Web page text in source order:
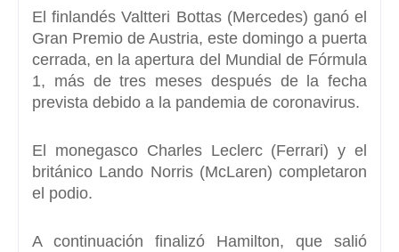
El finlandés Valtteri Bottas (Mercedes) ganó el
Gran Premio de Austria, este domingo a puerta
cerrada, en la apertura del Mundial de Fórmula
1, más de tres meses después de la fecha
prevista debido a la pandemia de coronavirus.
El monegasco Charles Leclerc (Ferrari) y el
británico Lando Norris (McLaren) completaron
el podio.
A continuación finalizó Hamilton, que salió